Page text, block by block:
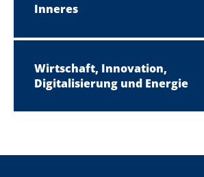
Inneres
Wirtschaft, Innovation,
Digitalisierung und Energie